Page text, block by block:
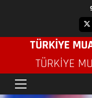
TÜRKİYE
TÜRKIYE